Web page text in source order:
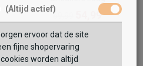
Laag
49,99
69,99
54,99
(Altijd actief)
ervoor dat de site
fijne shopervaring
worden altijd